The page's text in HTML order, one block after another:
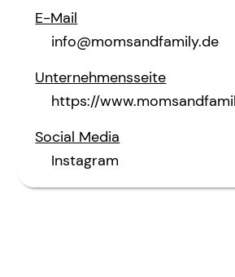
E-Mail
info@momsandfamily.de
Unternehmensseite
https://
Social Media
Instagram